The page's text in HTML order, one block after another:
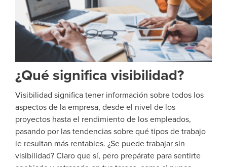
¿Qué significa visibilidad?
Visibilidad significa tener información sobre todos los
aspectos de la empresa, desde el nivel de los
proyectos hasta el rendimiento de los empleados,
pasando por las tendencias sobre qué tipos de trabajo
le resultan más rentables. ¿Se puede trabajar sin
visibilidad? Claro que sí, pero prepárate para sentirte